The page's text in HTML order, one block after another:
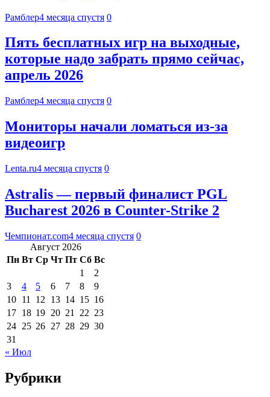
Рамблер4 месяца спустя 0
Пять бесплатных игр на выходные,
которые надо забрать прямо сейчас,
апрель 2026
Рамблер4 месяца спустя 0
Мониторы начали ломаться из-за
видеоигр
Lenta.ru4 месяца спустя 0
Astralis — первый финалист PGL
Bucharest 2026 в Counter-Strike 2
Чемпионат.com4 месяца спустя 0
Август 2026
Пн Вт Ср Чт Пт Сб Вс
1
2
3
4 5 6 7 8
9
10 11 12 13 14 15 16
17 18 19 20 21 22 23
24 25 26 27 28 29 30
31
« Июл
Рубрики